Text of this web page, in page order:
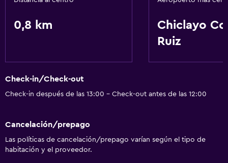
General
Salud y seguridad
Caja fuerte
0,8 km
Chiclayo
Ruiz
Check-in/Check-out
Check-in después de las 13:00 - Check-out antes de las 12:00
Cancelación/prepago
Las políticas de cancelación/prepago varían según el tipo de
habitación y el proveedor.